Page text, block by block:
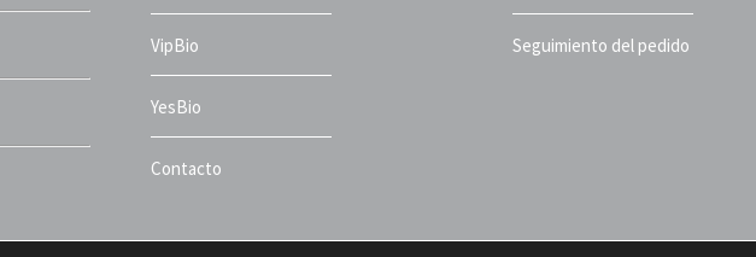
VipBio
YesBio
Contacto
Seguimiento del pedido